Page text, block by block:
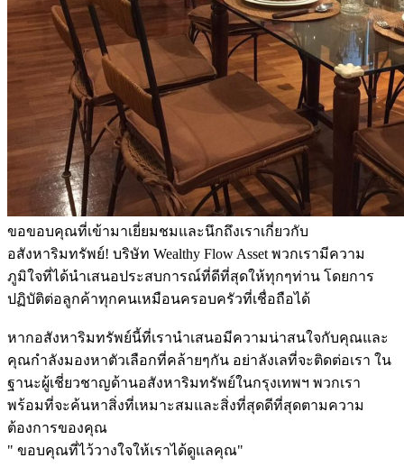
ขอขอบคุณที่เข้ามาเยี่ยมชมและนึกถึงเราเกี่ยวกับ
อสังหาริมทรัพย์! บริษัท Wealthy Flow Asset พวกเรามีความ
ภูมิใจที่ได้นำเสนอประสบการณ์ที่ดีที่สุดให้ทุกๆท่าน โดยการ
ปฏิบัติต่อลูกค้าทุกคนเหมือนครอบครัวที่เชื่อถือได้
หากอสังหาริมทรัพย์นี้ที่เรานำเสนอมีความน่าสนใจกับคุณและ
คุณกำลังมองหาตัวเลือกที่คล้ายๆกัน อย่าลังเลที่จะติดต่อเรา ใน
ฐานะผู้เชี่ยวชาญด้านอสังหาริมทรัพย์ในกรุงเทพฯ พวกเรา
พร้อมที่จะค้นหาสิ่งที่เหมาะสมและสิ่งที่สุดดีที่สุดตามความ
ต้องการของคุณ
" ขอบคุณที่ไว้วางใจให้เราได้ดูแลคุณ"